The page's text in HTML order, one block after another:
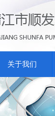
关于我们